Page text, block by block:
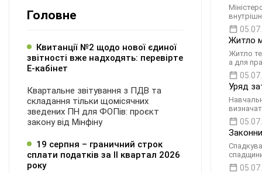
Житло
Житло
а для
Уряд
Головне
Квитанції №2 щодо нової єдиної
звітності вже надходять: перевірте
Е-кабінет
Квартальне звітування з ПДВ та
складання тільки щомісячних
зведених ПН для ФОПів: проєкт
закону від Мінфіну
19 серпня – граничний строк
сплати податків за ІI квартал 2026
року